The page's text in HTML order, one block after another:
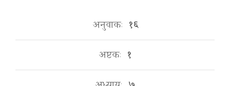
अनुवाकः १६
अष्टकः १